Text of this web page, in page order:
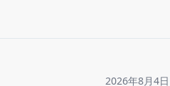
2026年8月4日